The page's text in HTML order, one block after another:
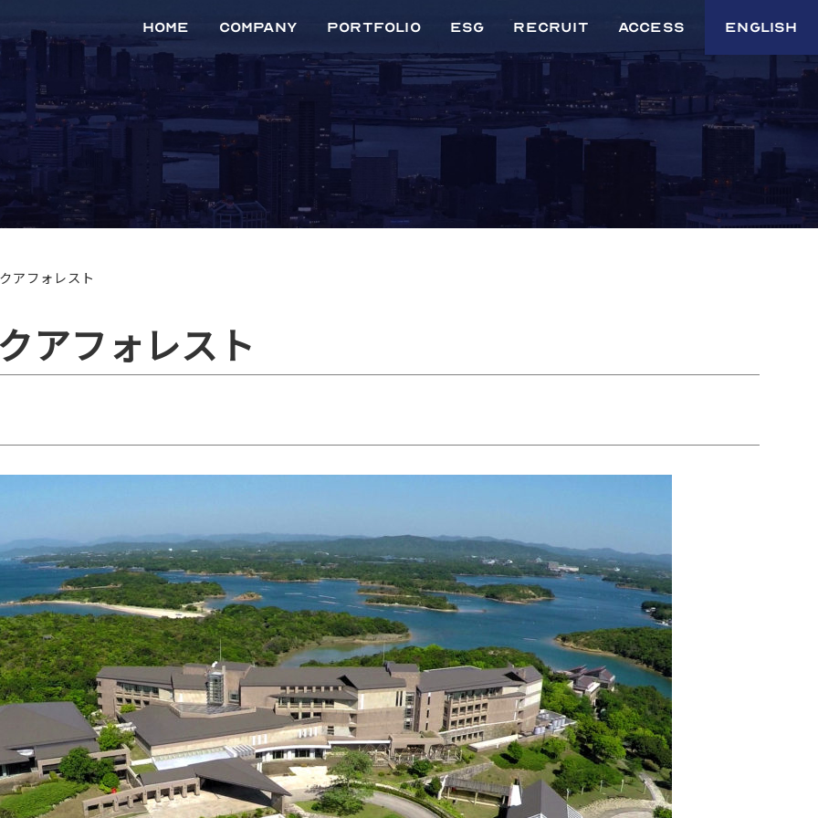
English
Home Company
会社概要
事業内容
マネジメントメンバー
沿革
Portfolio
リスト一覧
地図から探す
ESG
環境への取り組み
社会への取り組み
ガバナンス関連の
取り組み
外部評価・認証
イニシアティブ
への署名
Recruit Access
アフォレスト
アフォレスト